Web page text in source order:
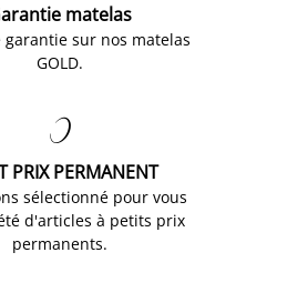
matelas
garantie sur nos matelas
GOLD.

PRIX PERMANENT
sélectionné pour vous
d'articles à petits prix
permanents.